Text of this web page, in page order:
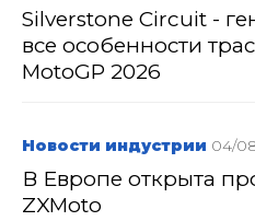
Silverstone Circuit -
все особенности
MotoGP 2026
Новости индустрии 04/
В Европе открыта
ZXMoto